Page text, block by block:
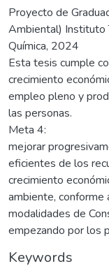
Proyecto de
Ambiental) Instituto
Química, 2024
Esta tesis cumple
crecimiento
empleo pleno y
las personas.
Meta 4:
mejorar
eficientes de los
crecimiento
ambiente, conforme
modalidades de
empezando por los
Keywords